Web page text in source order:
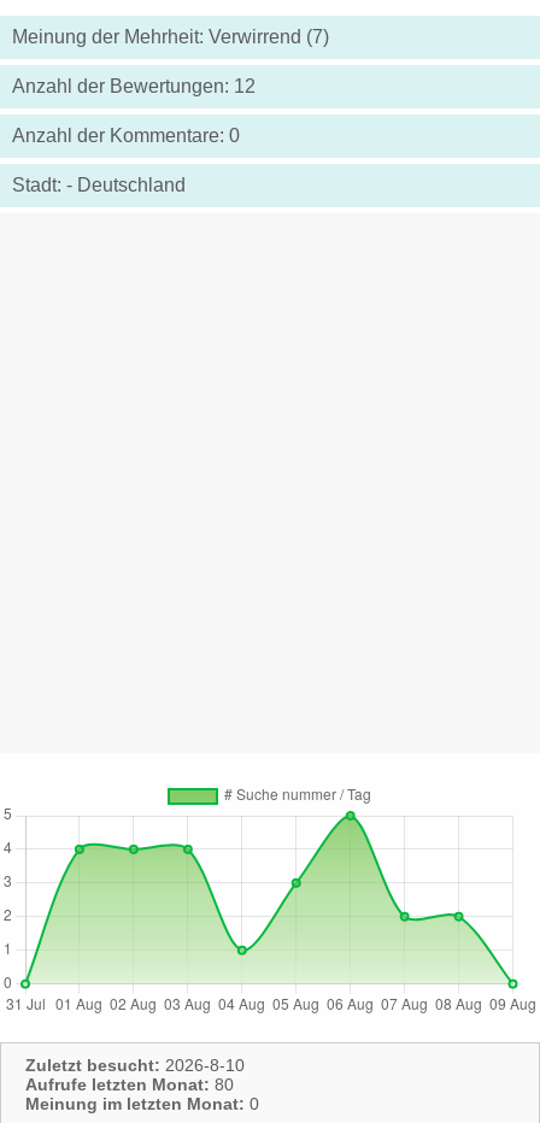
Meinung der Mehrheit: Verwirrend (7)
Anzahl der Bewertungen: 12
Anzahl der Kommentare: 0
Stadt: - Deutschland
Zuletzt besucht: 2026-8-10
Aufrufe letzten Monat: 80
Meinung im letzten Monat: 0